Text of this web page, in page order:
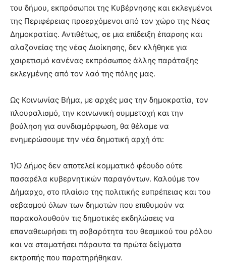
του δήμου, εκπρόσωποι της Κυβέρνησης και εκλεγμένοι
της Περιφέρειας προερχόμενοι από τον χώρο της Νέας
Δημοκρατίας. Αντιθέτως, σε μια επίδειξη έπαρσης και
αλαζονείας της νέας Διοίκησης, δεν κλήθηκε για
χαιρετισμό κανένας εκπρόσωπος άλλης παράταξης
εκλεγμένης από τον λαό της πόλης μας.
Ως Κοινωνίας Βήμα, με αρχές μας την δημοκρατία, τον
πλουραλισμό, την κοινωνική συμμετοχή και την
βούληση για συνδιαμόρφωση, θα θέλαμε να
ενημερώσουμε την νέα δημοτική αρχή ότι:
1)Ο Δήμος δεν αποτελεί κομματικό φέουδο ούτε
πασαρέλα κυβερνητικών παραγόντων. Καλούμε τον
Δήμαρχο, στο πλαίσιο της πολιτικής ευπρέπειας και του
σεβασμού όλων των δημοτών που επιθυμούν να
παρακολουθούν τις δημοτικές εκδηλώσεις να
επαναθεωρήσει τη σοβαρότητα του θεσμικού του ρόλου
και να σταματήσει πάραυτα τα πρώτα δείγματα
εκτροπής που παρατηρήθηκαν.